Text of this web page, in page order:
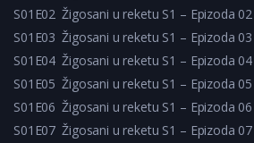
S01E02 Žigosani u reketu S1 – Epizoda 02
S01E03 Žigosani u reketu S1 – Epizoda 03
S01E04 Žigosani u reketu S1 – Epizoda 04
S01E05 Žigosani u reketu S1 – Epizoda 05
S01E06 Žigosani u reketu S1 – Epizoda 06
S01E07 Žigosani u reketu S1 – Epizoda 07